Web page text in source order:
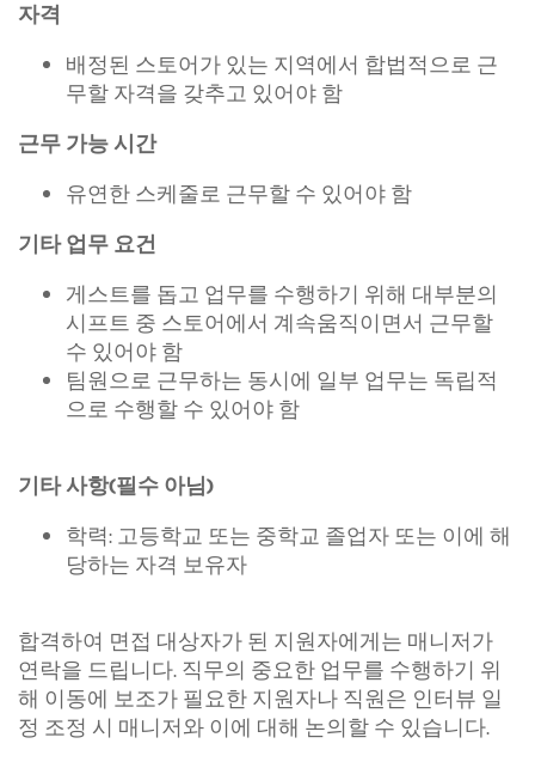
자격
배정된 스토어가 있는 지역에서 합법적으로 근
무할 자격을 갖추고 있어야 함
근무 가능 시간
유연한 스케줄로 근무할 수 있어야 함
기타 업무 요건
게스트를 돕고 업무를 수행하기 위해 대부분의
시프트 중 스토어에서 계속움직이면서 근무할
수 있어야 함
팀원으로 근무하는 동시에 일부 업무는 독립적
으로 수행할 수 있어야 함
기타 사항(필수 아님)
학력: 고등학교 또는 중학교 졸업자 또는 이에 해
당하는 자격 보유자
합격하여 면접 대상자가 된 지원자에게는 매니저가
연락을 드립니다. 직무의 중요한 업무를 수행하기 위
해 이동에 보조가 필요한 지원자나 직원은 인터뷰 일
정 조정 시 매니저와 이에 대해 논의할 수 있습니다.